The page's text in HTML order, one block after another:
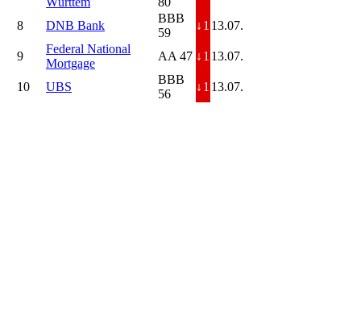
8 DNB Bank
BBB
59
↓ 1 13.07.
9
Federal National
Mortgage
AA 47 ↓ 1 13.07.
10 UBS
BBB
56
↓ 1 13.07.